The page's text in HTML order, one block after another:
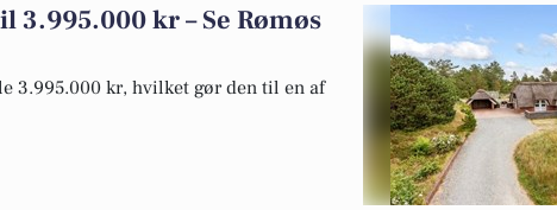
kr – Se Rømøs
3.995.000 kr, hvilket gør den til en af